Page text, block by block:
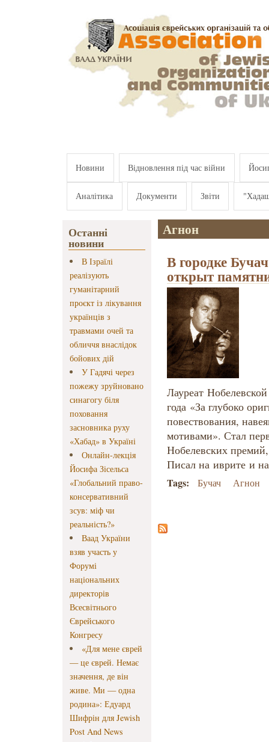
Новини Відновлення під час війни
Аналітика Документи Звіти
Останні
новини
В Ізраїлі
реалізують
гуманітарний
проєкт із лікування
українців з
травмами очей та
обличчя внаслідок
бойових дій
У Гадячі через
пожежу зруйновано
синагогу біля
поховання
засновника руху
«Хабад» в Україні
Онлайн-лекція
Йосифа Зісельса
«Глобальний право-
консервативний
зсув: міф чи
реальність?»
Ваад України
взяв участь у
Форумі
національних
директорів
Всесвітнього
Єврейського
Конгресу
«Для мене єврей
— це єврей. Немає
значення, де він
живе. Ми — одна
родина»: Едуард
Шифрін для Jewish
Post And News
Агнон
В городке
открыт
Лауреат
года «За глубоко
повествования,
мотивами». Стал
Нобелевских
Писал на иврите и
Tags: Бучач Агнон